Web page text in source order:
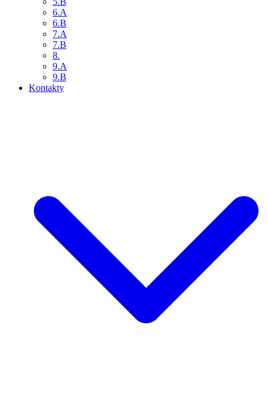
6.A
6.B
7.A
7.B
8.
9.A
9.B
Kontakty